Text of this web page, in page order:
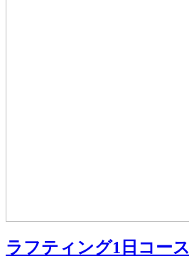
ラフティング1日コース